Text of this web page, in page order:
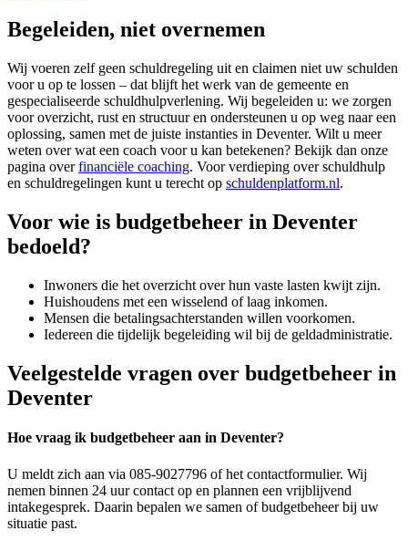
Begeleiden, niet overnemen
Wij voeren zelf geen schuldregeling uit en claimen niet uw schulden
voor u op te lossen – dat blijft het werk van de gemeente en
gespecialiseerde schuldhulpverlening. Wij begeleiden u: we zorgen
voor overzicht, rust en structuur en ondersteunen u op weg naar een
oplossing, samen met de juiste instanties in Deventer. Wilt u meer
weten over wat een coach voor u kan betekenen? Bekijk dan onze
pagina overfinanciële coaching. Voor verdieping over schuldhulp
en schuldregelingen kunt u terecht op schuldenplatform.nl.
Voor wie is budgetbeheer in Deventer
bedoeld?
Inwoners die het overzicht over hun vaste lasten kwijt zijn.
Huishoudens met een wisselend of laag inkomen.
Mensen die betalingsachterstanden willen voorkomen.
Iedereen die tijdelijk begeleiding wil bij de geldadministratie.
Veelgestelde vragen over budgetbeheer in
Deventer
Hoe vraag ik budgetbeheer aan in Deventer?
U meldt zich aan via 085-9027796 of het contactformulier. Wij
nemen binnen 24 uur contact op en plannen een vrijblijvend
intakegesprek. Daarin bepalen we samen of budgetbeheer bij uw
situatie past.